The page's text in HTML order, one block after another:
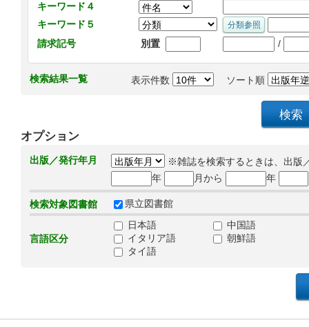
キーワード４
キーワード５
請求記号
別置 /
検索結果一覧 表示件数 ソート順
オプション
出版／発行年月
※雑誌を検索するときは、出版
年
月から 年
検索対象図書館 県立図書館
言語区分
日本語
中国語
イタリア語
朝鮮語
タイ語